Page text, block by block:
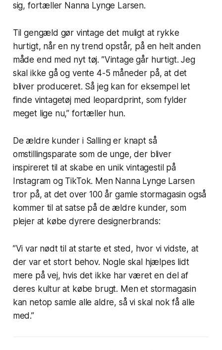
sig, fortæller Nanna Lynge Larsen.
Til gengæld gør vintage det muligt at rykke
hurtigt, når en ny trend opstår, på en helt anden
måde end med nyt tøj. ”Vintage går hurtigt. Jeg
skal ikke gå og vente 4-5 måneder på, at det
bliver produceret. Så jeg kan for eksempel let
finde vintagetøj med leopardprint, som fylder
meget lige nu,” fortæller hun.
De ældre kunder i Salling er knapt så
omstillingsparate som de unge, der bliver
inspireret til at skabe en unik vintagestil på
Instagram og TikTok. Men Nanna Lynge Larsen
tror på, at det over 100 år gamle stormagasin også
kommer til at satse på de ældre kunder, som
plejer at købe dyrere designerbrands:
”Vi var nødt til at starte et sted, hvor vi vidste, at
der var et stort behov. Nogle skal hjælpes lidt
mere på vej, hvis det ikke har været en del af
deres kultur at købe brugt. Men et stormagasin
kan netop samle alle aldre, så vi skal nok få alle
med.”